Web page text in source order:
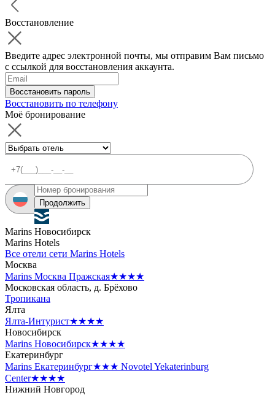
Восстановление
Введите адрес электронной почты, мы отправим Вам письмо
с ссылкой для восстановления аккаунта.
Восстановить пароль
Восстановить по телефону
Моё бронирование
Продолжить
Marins Новосибирск
Marins Hotels
Все отели сети Marins Hotels
Москва
Marins Москва Пражская★★★★
Московская область, д. Брёхово
Тропикана
Ялта
Ялта-Интурист★★★★
Новосибирск
Marins Новосибирск★★★★
Екатеринбург
Marins Екатеринбург★★★ Novotel Yekaterinburg
Center★★★★
Нижний Новгород